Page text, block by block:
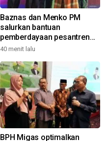
Baznas dan Menko PM
salurkan bantuan
pemberdayaan pesantren
Gresik
40 menit lalu
BPH Migas optimalkan